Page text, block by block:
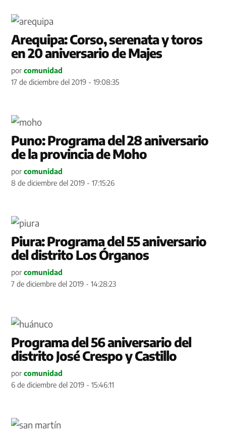
Arequipa: Corso, serenata y toros
en 20 aniversario de Majes
por comunidad
17 de diciembre del 2019 - 19:08:35
Puno: Programa del 28 aniversario
de la provincia de Moho
por comunidad
8 de diciembre del 2019 - 17:15:26
Piura: Programa del 55 aniversario
del distrito Los Órganos
por comunidad
7 de diciembre del 2019 - 14:28:23
Programa del 56 aniversario del
distrito José Crespo y Castillo
por comunidad
6 de diciembre del 2019 - 15:46:11